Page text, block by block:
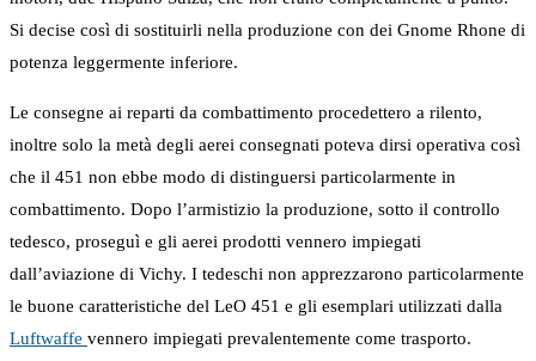
Si decise così di sostituirli nella produzione con dei Gnome Rhone di
potenza leggermente inferiore.
Le consegne ai reparti da combattimento procedettero a rilento,
inoltre solo la metà degli aerei consegnati poteva dirsi operativa così
che il 451 non ebbe modo di distinguersi particolarmente in
combattimento. Dopo l’armistizio la produzione, sotto il controllo
tedesco, proseguì e gli aerei prodotti vennero impiegati
dall’aviazione di Vichy. I tedeschi non apprezzarono particolarmente
le buone caratteristiche del LeO 451 e gli esemplari utilizzati dalla
Luftwaffe vennero impiegati prevalentemente come trasporto.